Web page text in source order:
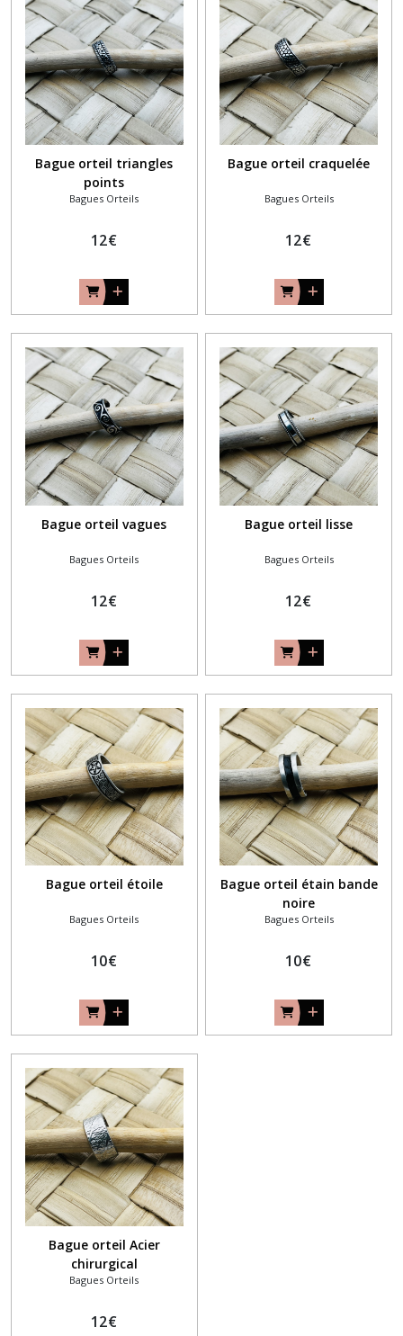
Bague orteil triangles
points
Bagues Orteils
12€
Bague orteil craquelée
Bagues Orteils
12€
Bague orteil vagues
Bagues Orteils
12€
Bague orteil lisse
Bagues Orteils
12€
Bague orteil étoile
Bagues Orteils
10€
Bague orteil étain bande
noire
Bagues Orteils
10€
Bague orteil Acier
chirurgical
Bagues Orteils
12€